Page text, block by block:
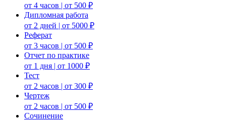
от 4 часов | от 500 ₽
Дипломная работа
от 2 дней | от 5000 ₽
Реферат
от 3 часов | от 500 ₽
Отчет по практике
от 1 дня | от 1000 ₽
Тест
от 2 часов | от 300 ₽
Чертеж
от 2 часов | от 500 ₽
Сочинение